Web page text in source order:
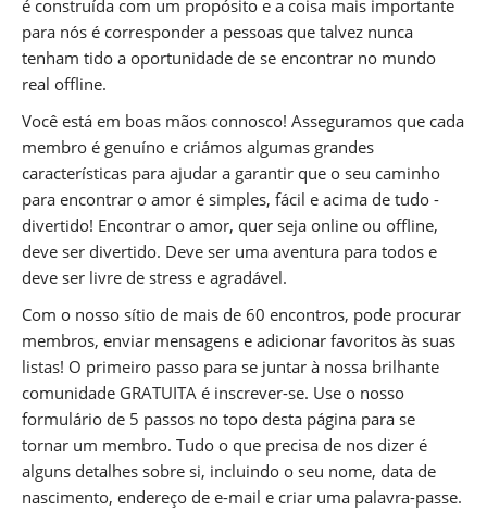
é construída com um propósito e a coisa mais importante
para nós é corresponder a pessoas que talvez nunca
tenham tido a oportunidade de se encontrar no mundo
real offline.
Você está em boas mãos connosco! Asseguramos que cada
membro é genuíno e criámos algumas grandes
características para ajudar a garantir que o seu caminho
para encontrar o amor é simples, fácil e acima de tudo -
divertido! Encontrar o amor, quer seja online ou offline,
deve ser divertido. Deve ser uma aventura para todos e
deve ser livre de stress e agradável.
Com o nosso sítio de mais de 60 encontros, pode procurar
membros, enviar mensagens e adicionar favoritos às suas
listas! O primeiro passo para se juntar à nossa brilhante
comunidade GRATUITA é inscrever-se. Use o nosso
formulário de 5 passos no topo desta página para se
tornar um membro. Tudo o que precisa de nos dizer é
alguns detalhes sobre si, incluindo o seu nome, data de
nascimento, endereço de e-mail e criar uma palavra-passe.